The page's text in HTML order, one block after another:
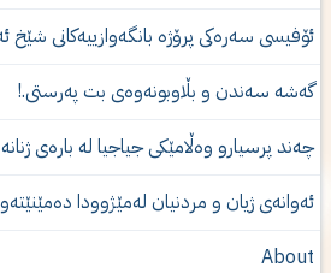
سەرەکی پرۆژە بانگەوازییەکانی شێخ
سەندن و بڵاوبونەوەى بت پەرستى.!
پرسیارو وەڵامێكی جیاجیا لە بارەی
ژیان و مردنیان له‌مێژوودا ده‌مێنێته‌وه‌